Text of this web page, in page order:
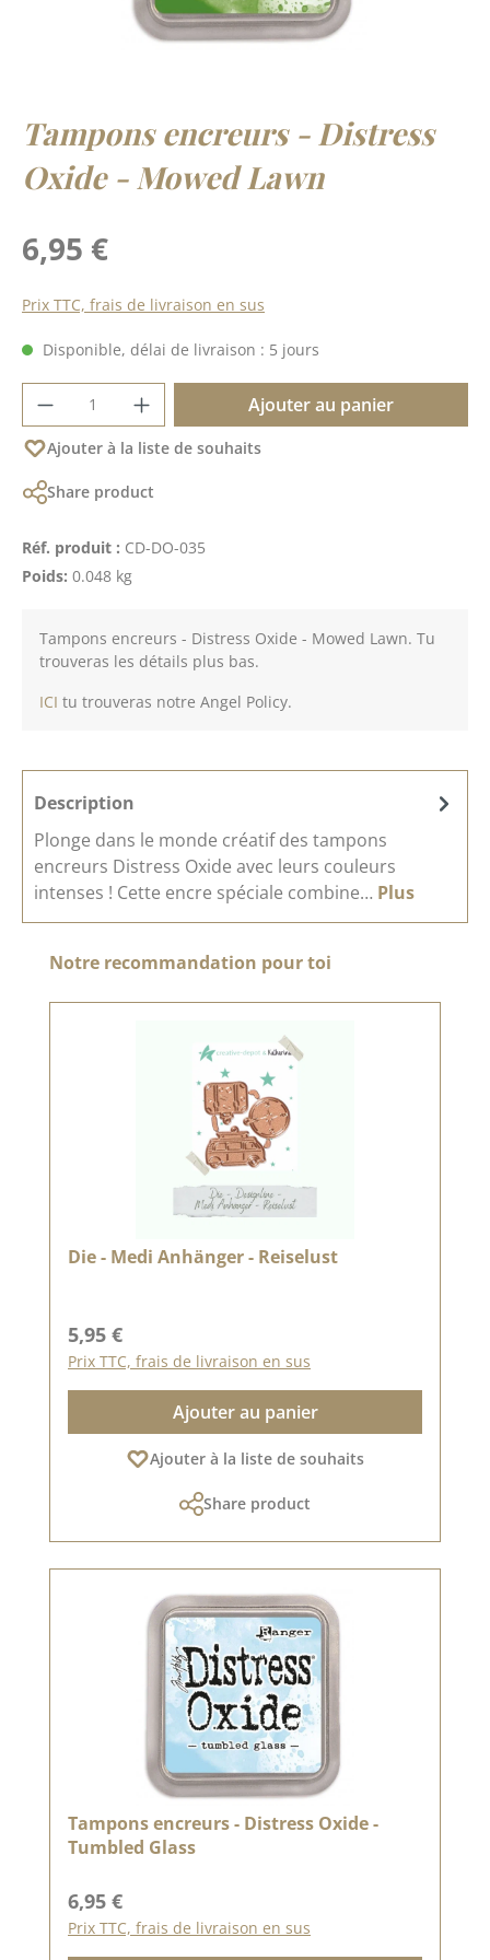
Tampons encreurs - Distress
Oxide - Mowed Lawn
Prix régulier :
6,95 €
Prix TTC, frais de livraison en sus
Disponible, délai de livraison : 5 jours
Quantité de produit : Entrez la quantité
Ajouter au panier
Ajouter à la liste de souhaits
Share product
Réf. produit : CD-DO-035
Poids: 0.048 kg
Tampons encreurs - Distress Oxide - Mowed Lawn. Tu
trouveras les détails plus bas.
ICI tu trouveras notre Angel Policy.
Description
Plonge dans le monde créatif des tampons
encreurs Distress Oxide avec leurs couleurs
intenses ! Cette encre spéciale combine… Plus
Ignorer la galerie de produits
Notre recommandation pour toi
Die - Medi Anhänger - Reiselust
Prix régulier :
5,95 €
Prix TTC, frais de livraison en sus
Ajouter au panier
Ajouter à la liste de souhaits
Share product
Tampons encreurs - Distress Oxide -
Tumbled Glass
Prix régulier :
6,95 €
Prix TTC, frais de livraison en sus